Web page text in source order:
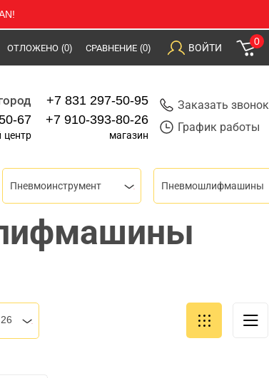
ОТЛОЖЕНО (0) СРАВНЕНИЕ (0) ВОЙТИ
0
67
центр
+7 831 297-50-95
+7 910-393-80-26
магазин
Заказать звонок
График работы
Пневмоинструмент Пневмошлифмашины